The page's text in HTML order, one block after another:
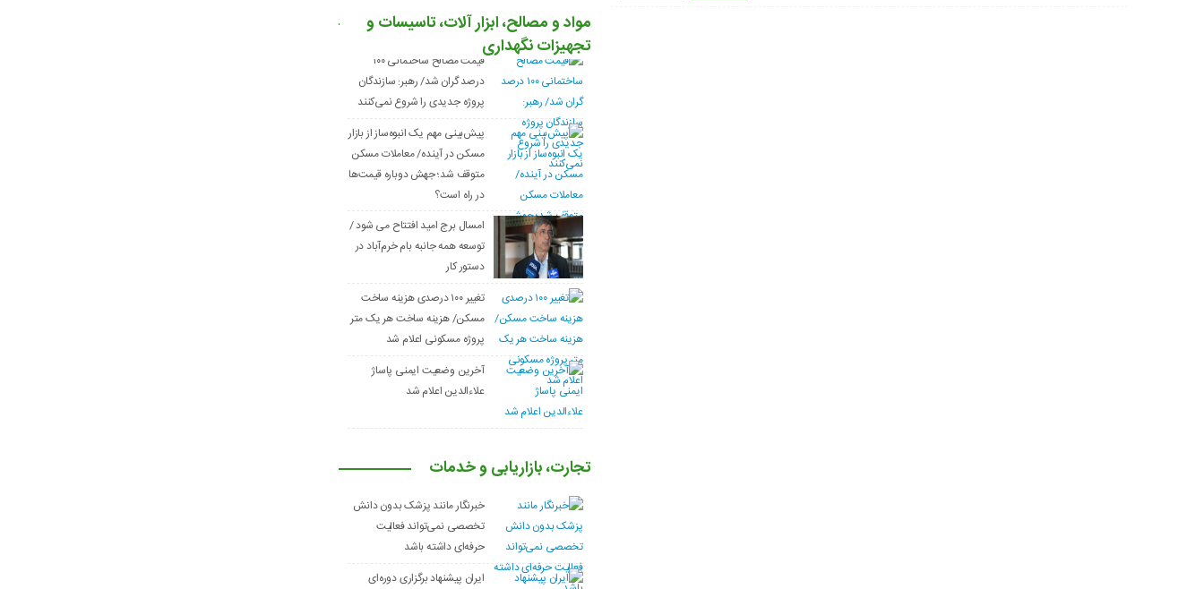
مواد و مصالح، ابزار آلات، تاسیسات و
تجهیزات نگهداری
قیمت مصالح ساختمانی ۱۰۰
درصد گران شد/ رهبر: سازندگان
پروژه جدیدی را شروع نمی‌کنند
پیش‌بینی مهم یک انبوه‌ساز از بازار
مسکن در آینده/ معاملات مسکن
متوقف شد؛ جهش دوباره قیمت‌ها
در راه است؟
امسال برج امید افتتاح می شود /
توسعه همه جانبه بام خرم‌آباد در
دستور کار
تغییر ۱۰۰ درصدی هزینه ساخت
مسکن/ هزینه ساخت هر یک متر
پروژه مسکونی اعلام شد
آخرین وضعیت ایمنی پاساژ
علاءالدین اعلام شد
تجارت، بازاریابی و خدمات
خبرنگار مانند پزشک بدون دانش
تخصصی نمی‌تواند فعالیت
حرفه‌ای داشته باشد
ایران پیشنهاد برگزاری دوره‌ای